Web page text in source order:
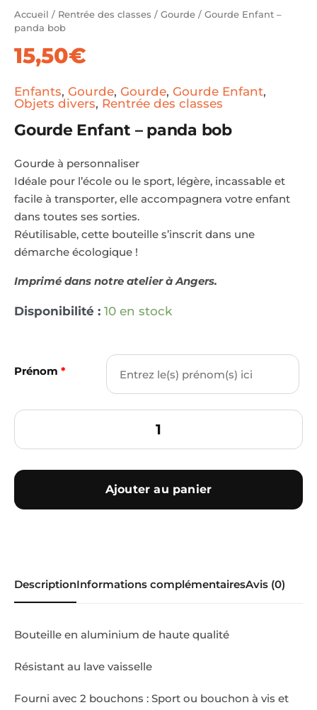
Accueil / Rentrée des classes / Gourde / Gourde Enfant –
panda bob
15,50€
Enfants, Gourde, Gourde, Gourde Enfant,
Objets divers, Rentrée des classes
Gourde Enfant – panda bob
Gourde à personnaliser
Idéale pour l’école ou le sport, légère, incassable et
facile à transporter, elle accompagnera votre enfant
dans toutes ses sorties.
Réutilisable, cette bouteille s’inscrit dans une
démarche écologique !
Imprimé dans notre atelier à Angers.
Disponibilité : 10 en stock
Prénom *
Ajouter au panier
DescriptionInformations complémentairesAvis (0)
Bouteille en aluminium de haute qualité
Résistant au lave vaisselle
Fourni avec 2 bouchons : Sport ou bouchon à vis et